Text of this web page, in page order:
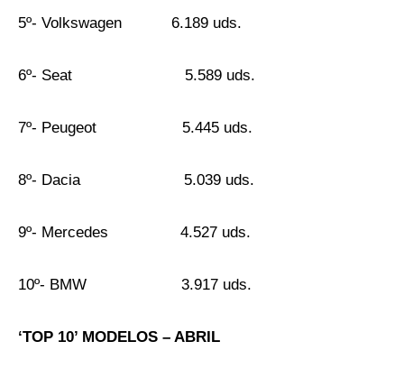
5º- Volkswagen 6.189 uds.
6º- Seat 5.589 uds.
7º- Peugeot 5.445 uds.
8º- Dacia 5.039 uds.
9º- Mercedes 4.527 uds.
10º- BMW 3.917 uds.
‘TOP 10’ MODELOS – ABRIL